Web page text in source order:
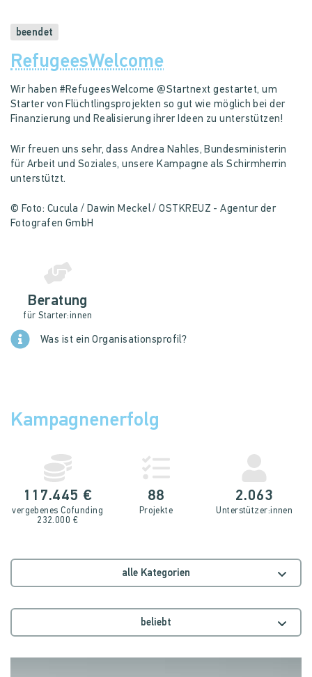
beendet
RefugeesWelcome
Wir haben #RefugeesWelcome @Startnext gestartet, um
Starter von Flüchtlingsprojekten so gut wie möglich bei der
Finanzierung und Realisierung ihrer Ideen zu unterstützen!
Wir freuen uns sehr, dass Andrea Nahles, Bundesministerin
für Arbeit und Soziales, unsere Kampagne als Schirmherrin
unterstützt.
© Foto: Cucula / Dawin Meckel / OSTKREUZ - Agentur der
Fotografen GmbH
Beratung
für Starter:innen
Was ist ein Organisationsprofil?
Kampagnenerfolg
117.445 €
vergebenes Cofunding
232.000 €
88
Projekte
2.063
Unterstütz­er:innen
alle Kategorien
beliebt